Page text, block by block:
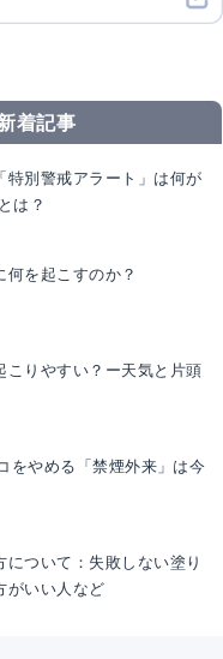
着記事
特別警戒アラート」は何が
は？
何を起こすのか？
こりやすい？ー天気と片頭
をやめる「禁煙外来」は今
ついて：失敗しない塗り
がいい人など